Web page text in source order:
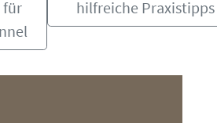
für
hilfreiche Praxistipps